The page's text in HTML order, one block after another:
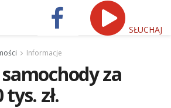
SŁUCHAJ
Informacje
za
zł.